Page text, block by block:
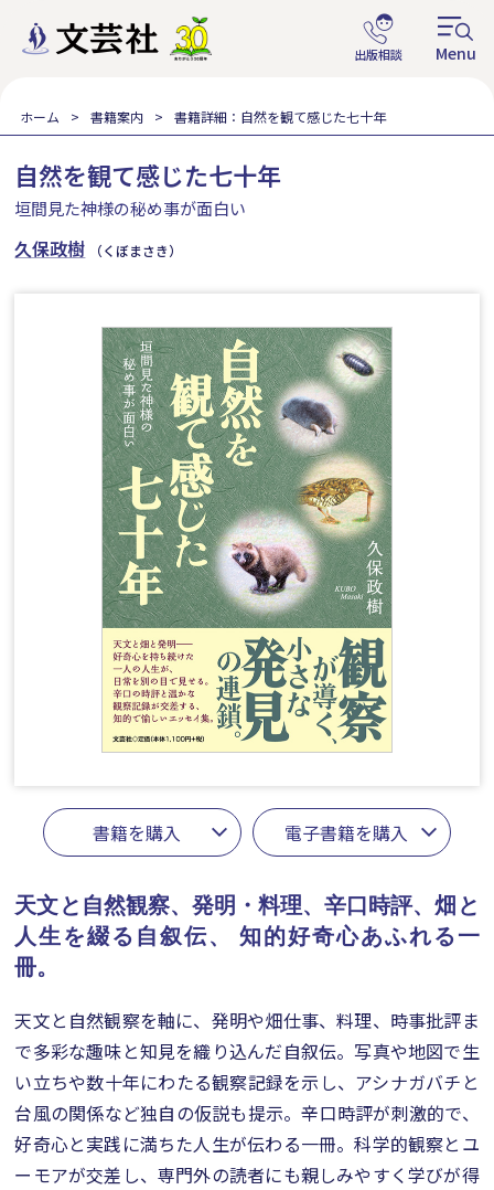
ホーム 書籍案内 書籍詳細：自然を観て感じた七十年
自然を観て感じた七十年
垣間見た神様の秘め事が面白い
久保政樹 （くぼまさき）
書籍を購入 電子書籍を購入
天文と自然観察、発明・料理、辛口時評、畑と
人生を綴る自叙伝、
知的好奇心あふれる一
冊。
天文と自然観察を軸に、発明や畑仕事、料理、時事批評ま
で多彩な趣味と知見を織り込んだ自叙伝。写真や地図で生
い立ちや数十年にわたる観察記録を示し、アシナガバチと
台風の関係など独自の仮説も提示。辛口時評が刺激的で、
好奇心と実践に満ちた人生が伝わる一冊。科学的観察とユ
ーモアが交差し、専門外の読者にも親しみやすく学びが得